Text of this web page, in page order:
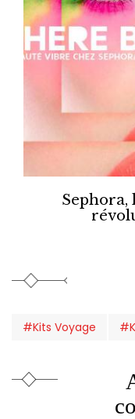
Sephora,
#Kits Voyage